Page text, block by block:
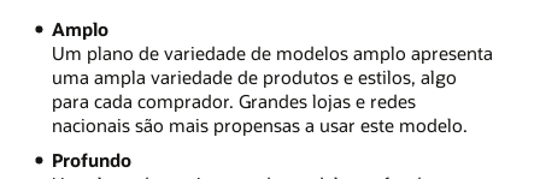
Amplo
Um plano de variedade de modelos amplo apresenta
uma ampla variedade de produtos e estilos, algo
para cada comprador. Grandes lojas e redes
nacionais são mais propensas a usar este modelo.
Profundo